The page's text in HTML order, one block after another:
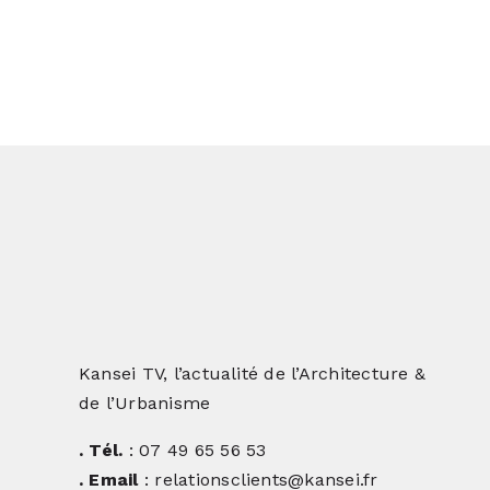
Kansei TV, l’actualité de l’Architecture &
de l’Urbanisme
. Tél. : 07 49 65 56 53
. Email: relationsclients@kansei.fr